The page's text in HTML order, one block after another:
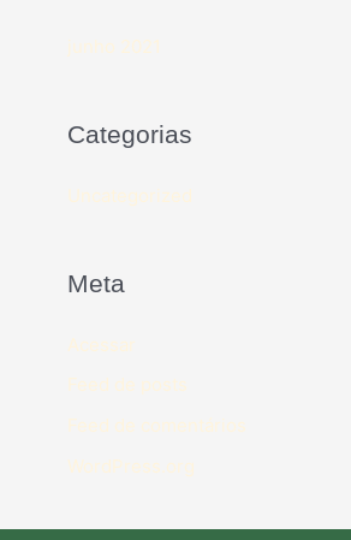
junho 2021
Categorias
Uncategorized
Meta
Acessar
Feed de posts
Feed de comentários
WordPress.org